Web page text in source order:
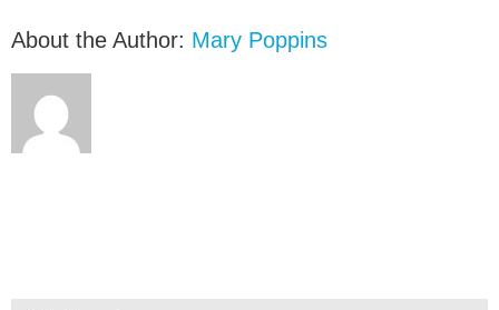
About the Author: Mary Poppins